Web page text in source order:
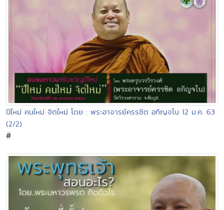
ปีใหม่ คนใหม่ จิตใหม่ โดย : พระอาจารย์ครรชิต อกิญจโน 12 ม.ค. 63
(2/2)
#